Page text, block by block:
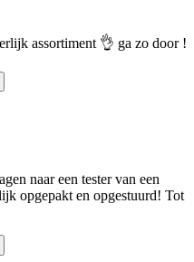
assortiment 👌 ga zo door !
naar een tester van een
opgepakt en opgestuurd! Tot